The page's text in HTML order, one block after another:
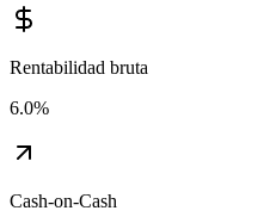
Rentabilidad bruta
6.0%
Cash-on-Cash